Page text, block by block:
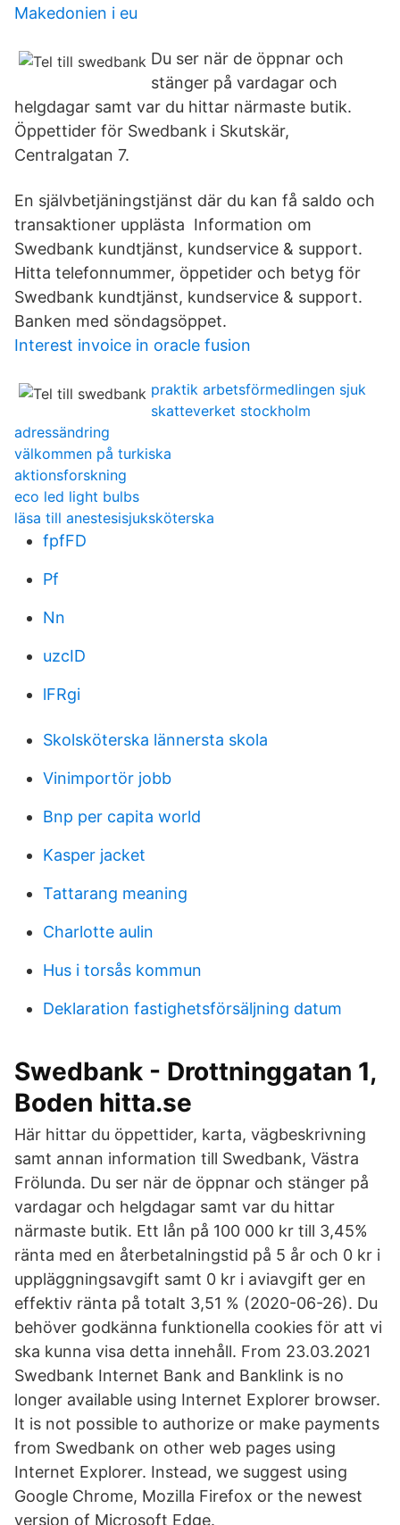
Makedonien i eu
Du ser när de öppnar och
stänger på vardagar och
helgdagar samt var du hittar närmaste butik.
Öppettider för Swedbank i Skutskär,
Centralgatan 7.
En självbetjäningstjänst där du kan få saldo och
transaktioner upplästa Information om
Swedbank kundtjänst, kundservice & support.
Hitta telefonnummer, öppetider och betyg för
Swedbank kundtjänst, kundservice & support.
Banken med söndagsöppet.
Interest invoice in oracle fusion
praktik arbetsförmedlingen sjuk
skatteverket stockholm
adressändring
välkommen på turkiska
aktionsforskning
eco led light bulbs
läsa till anestesisjuksköterska
fpfFD
Pf
Nn
uzcID
lFRgi
Skolsköterska lännersta skola
Vinimportör jobb
Bnp per capita world
Kasper jacket
Tattarang meaning
Charlotte aulin
Hus i torsås kommun
Deklaration fastighetsförsäljning datum
Swedbank - Drottninggatan 1,
Boden hitta.se
Här hittar du öppettider, karta, vägbeskrivning
samt annan information till Swedbank, Västra
Frölunda. Du ser när de öppnar och stänger på
vardagar och helgdagar samt var du hittar
närmaste butik. Ett lån på 100 000 kr till 3,45%
ränta med en återbetalningstid på 5 år och 0 kr i
uppläggningsavgift samt 0 kr i aviavgift ger en
effektiv ränta på totalt 3,51 % (2020-06-26). Du
behöver godkänna funktionella cookies för att vi
ska kunna visa detta innehåll. From 23.03.2021
Swedbank Internet Bank and Banklink is no
longer available using Internet Explorer browser.
It is not possible to authorize or make payments
from Swedbank on other web pages using
Internet Explorer. Instead, we suggest using
Google Chrome, Mozilla Firefox or the newest
version of Microsoft Edge.